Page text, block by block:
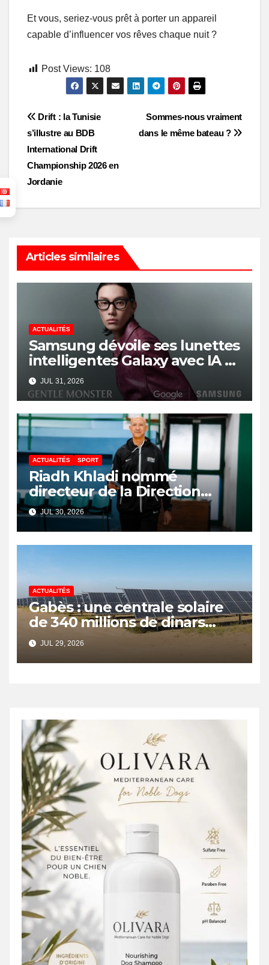
Et vous, seriez-vous prêt à porter un appareil
capable d’influencer vos rêves chaque nuit ?
Post Views: 108
Post
navigation
Sommes-nous vraiment
dans le même bateau ?
Drift : la Tunisie
s’illustre au BDB
International Drift
Championship 2026 en
Jordanie
Articles similaires
ACTUALITÉS
Samsung dévoile ses lunettes
intelligentes Galaxy avec IA et
Gemini
JUL 31, 2026
ACTUALITÉS SPORT
Riadh Khladi nommé
directeur de la Direction
Nationale de l’Arbitrage
JUL 30, 2026
ACTUALITÉS
Gabès : une centrale solaire
de 340 millions de dinars
pour renforcer la transition
énergétique et créer 400
emplois
JUL 29, 2026